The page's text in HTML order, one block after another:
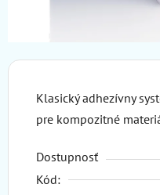
Klasický adhezívny
pre kompozitné
Dostupnosť
Kód: